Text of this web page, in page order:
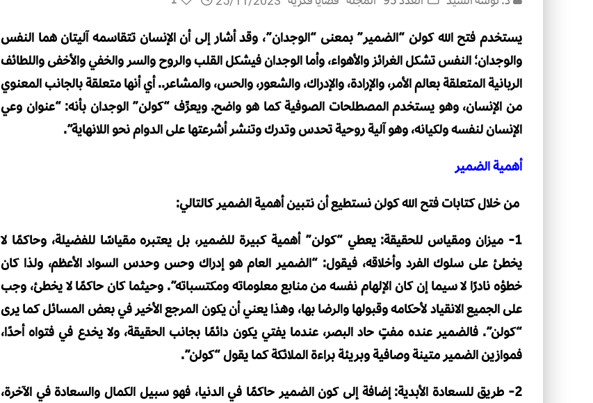
يستخدم فتح الله كولن “الضمير” بمعنى “الوجدان”، وقد أشار إلى أن الإنسان تتقاسمه آليتان هما النفس
والوجدان؛ النفس تشكل الغرائز والأهواء، وأما الوجدان فيشكل القلب والروح والسر والخفي والأخفى واللطائف
الربانية المتعلقة بعالم الأمر، والإرادة، والإدراك، والشعور، والحس، والمشاعر.. أي أنها متعلقة بالجانب المعنوي
من الإنسان، وهو يستخدم المصطلحات الصوفية كما هو واضح. ويعرِّف “كولن” الوجدان بأنه: “عنوان وعي
الإنسان لنفسه ولكيانه، وهو آلية روحية تحدس وتدرك وتنشر أشرعتها على الدوام نحو اللانهاية”.
أهمية الضمير
من خلال كتابات فتح الله كولن نستطيع أن نتبين أهمية الضمير كالتالي:
1- ميزان ومقياس للحقيقة: يعطي “كولن” أهمية كبيرة للضمير، بل يعتبره مقياسًا للفضيلة، وحاكمًا لا
يخطئ على سلوك الفرد وأخلاقه، فيقول: “الضمير العام هو إدراك وحس وحدس السواد الأعظم، ولذا كان
خطؤه نادرًا لا سيما إن كان الإلهام نفسه من منابع معلوماته ومكتسباته”. وحيثما كان حاكمًا لا يخطئ، وجب
على الجميع الانقياد لأحكامه وقبولها والرضا بها، وهذا يعني أن يكون المرجع الأخير في بعض المسائل كما يرى
“كولن”. فالضمير عنده مفتٍ حاد البصر، عندما يفتي يكون دائمًا بجانب الحقيقة، ولا يخدع في فتواه أحدًا،
فموازين الضمير متينة وصافية وبريئة براءة الملائكة كما يقول “كولن”.
2- طريق للسعادة الأبدية: إضافة إلى كون الضمير حاكمًا في الدنيا، فهو سبيل الكمال والسعادة في الآخرة،